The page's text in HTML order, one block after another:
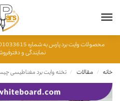
نمایندگی و
خانه / مقالات / تخته وایت برد مغناطیسی